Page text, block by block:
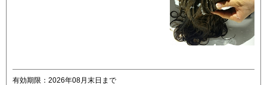
有効期限：2026年08月末日まで